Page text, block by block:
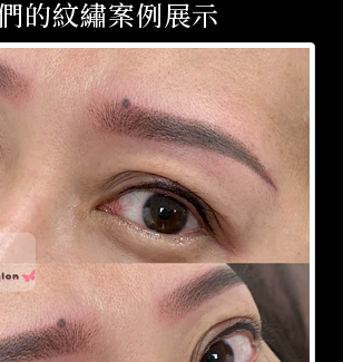
的紋繡案例展示